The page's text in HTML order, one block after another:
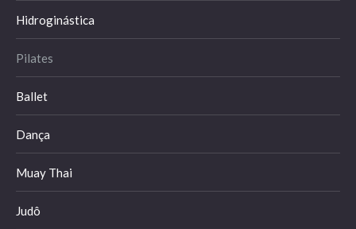
Hidroginástica
Pilates
Ballet
Dança
Muay Thai
Judô